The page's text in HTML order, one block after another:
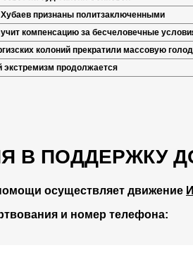
Хубаев признаны политзаключенными
компенсацию за бесчеловечные
колоний прекратили массовую
экстремизм продолжается
В ПОДДЕРЖКУ
осуществляет движение
и номер телефона: